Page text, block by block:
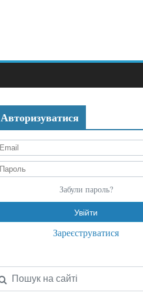
Авторизуватися
Забули пароль?
Зареєструватися